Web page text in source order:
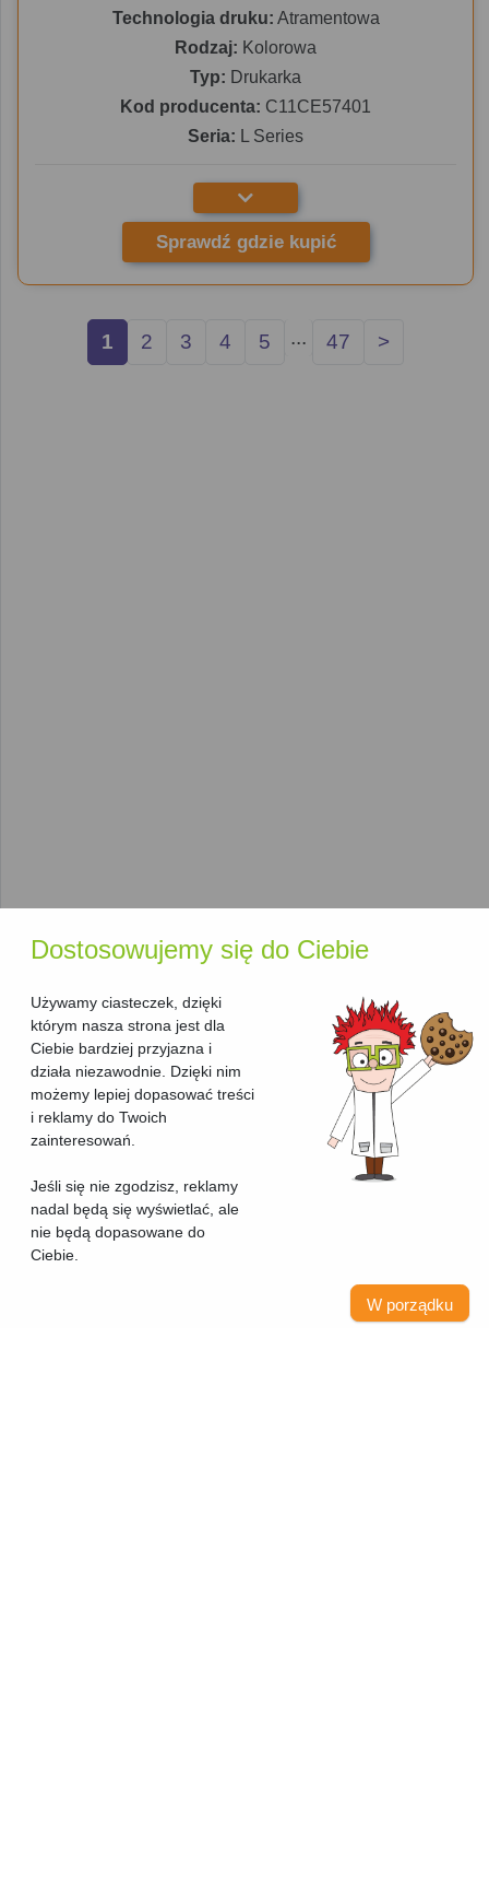
Dostosowujemy się do Ciebie
Używamy ciasteczek, dzięki
którym nasza strona jest dla
Ciebie bardziej przyjazna i
działa niezawodnie. Dzięki nim
możemy lepiej dopasować treści
i reklamy do Twoich
zainteresowań.
Jeśli się nie zgodzisz, reklamy
nadal będą się wyświetlać, ale
nie będą dopasowane do
Ciebie.
W porządku
Technologia druku: Atramentowa
Rodzaj: Kolorowa
Typ: Drukarka
Kod producenta: C11CE57401
Seria: L Series
Sprawdź gdzie kupić
1 2 3 4 5 ... 47 >